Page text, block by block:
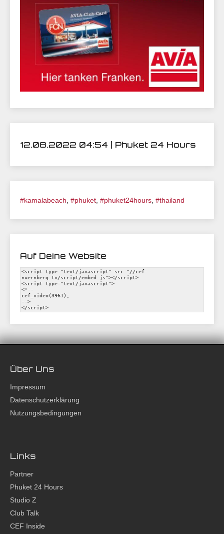
12.08.2022 04:54 | Phuket 24 Hours
#kamalabeach #phuket #phuket24hours #thailand
Auf Deine Website
Über Uns
Impressum
Datenschutzerklärung
Nutzungsbedingungen
Links
Partner
Phuket 24 Hours
Studio Z
Club Talk
CEF Inside